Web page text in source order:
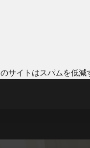
サイトはスパムを低